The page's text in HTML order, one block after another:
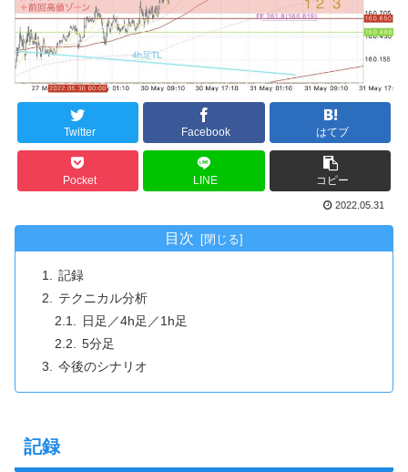
Twitter Facebook はてブ
Pocket LINE コピー
2022.05.31
目次
記録
テクニカル分析
日足／4h足／1h足
5分足
今後のシナリオ
記録